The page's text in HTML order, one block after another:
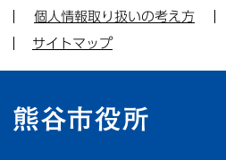
個人情報取り扱いの考え方
サイトマップ